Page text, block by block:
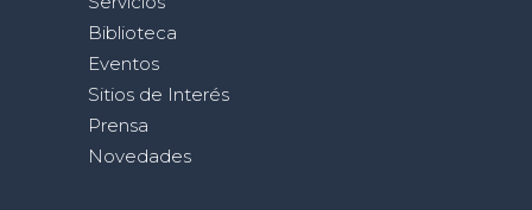
Biblioteca
Eventos
Sitios de Interés
Prensa
Novedades